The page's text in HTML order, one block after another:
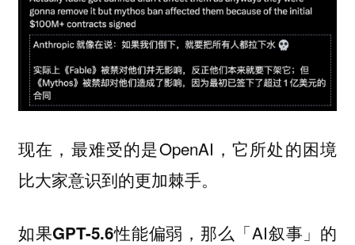
现在，最难受的是OpenAI，它所处的困境
比大家意识到的更加棘手。
如果GPT-5.6性能偏弱 ，那么「AI叙事」的